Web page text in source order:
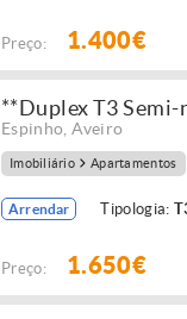
Preço: 1.400€
**Duplex T3
Espinho ,Aveiro
Imobiliário Apartamentos
Arrendar Tipologia:
Preço: 1.650€